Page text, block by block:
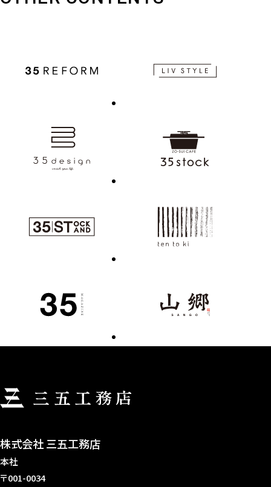
株式会社 三五工務店
本社
〒001-0034